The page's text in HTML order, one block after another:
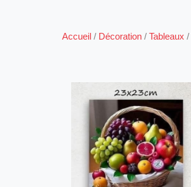
Accueil / Décoration / Tableaux /